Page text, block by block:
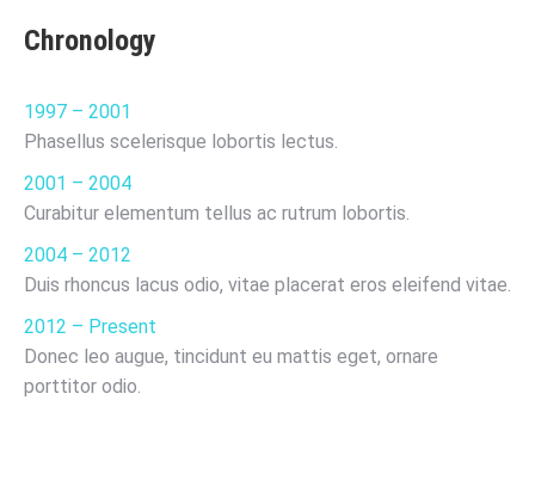
Chronology
1997 – 2001
Phasellus scelerisque lobortis lectus.
2001 – 2004
Curabitur elementum tellus ac rutrum lobortis.
2004 – 2012
Duis rhoncus lacus odio, vitae placerat eros eleifend vitae.
2012 – Present
Donec leo augue, tincidunt eu mattis eget, ornare
porttitor odio.